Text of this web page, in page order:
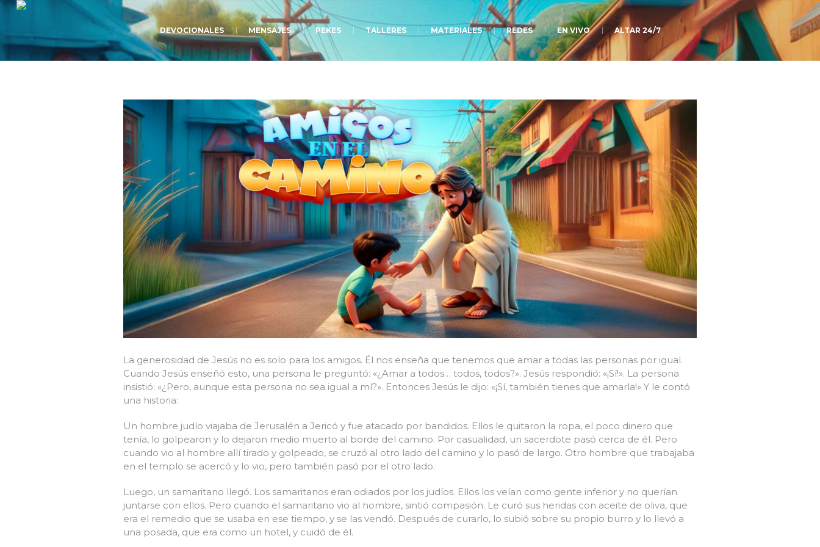
DEVOCIONALES MENSAJES PEKES TALLERES MATERIALES REDES EN VIVO ALTAR 24/7
La generosidad de Jesús no es solo para los amigos. Él nos enseña que tenemos que amar a todas las personas por igual.
Cuando Jesús enseñó esto, una persona le preguntó: «¿Amar a todos… todos, todos?». Jesús respondió: «¡Sí!». La persona
insistió: «¿Pero, aunque esta persona no sea igual a mí?». Entonces Jesús le dijo: «¡Sí, también tienes que amarla!» Y le contó
una historia:
Un hombre judío viajaba de Jerusalén a Jericó y fue atacado por bandidos. Ellos le quitaron la ropa, el poco dinero que
tenía, lo golpearon y lo dejaron medio muerto al borde del camino. Por casualidad, un sacerdote pasó cerca de él. Pero
cuando vio al hombre allí tirado y golpeado, se cruzó al otro lado del camino y lo pasó de largo. Otro hombre que trabajaba
en el templo se acercó y lo vio, pero también pasó por el otro lado.
Luego, un samaritano llegó. Los samaritanos eran odiados por los judíos. Ellos los veían como gente inferior y no querían
juntarse con ellos. Pero cuando el samaritano vio al hombre, sintió compasión. Le curó sus heridas con aceite de oliva, que
era el remedio que se usaba en ese tiempo, y se las vendó. Después de curarlo, lo subió sobre su propio burro y lo llevó a
una posada, que era como un hotel, y cuidó de él.